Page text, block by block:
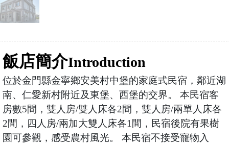
飯店簡介Introduction
位於金門縣金寧鄉安美村中堡的家庭式民宿，鄰近湖
南、仁愛新村附近及東堡、西堡的交界。 本民宿客
房數5間，雙人房/雙人床各2間，雙人房/兩單人床各
2間，四人房/兩加大雙人床各1間，民宿後院有果樹
園可參觀，感受農村風光。 本民宿不接受寵物入